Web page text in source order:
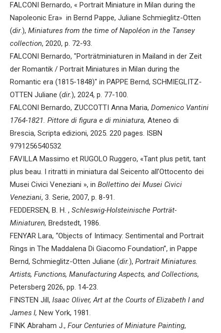
FALCONI Bernardo, « Portrait Miniature in Milan during the
Napoleonic Era» in Bernd Pappe, Juliane Schmieglitz-Otten
(dir.), Miniatures from the time of Napoléon in the Tansey
collection, 2020, p. 72-93.
FALCONI Bernardo, "Porträtminiaturen in Mailand in der Zeit
der Romantik / Portrait Miniatures in Milan during the
Romantic era (1815-1848)" in PAPPE Bernd, SCHMIEGLITZ-
OTTEN Juliane (dir.), 2024, p. 77-100.
FALCONI Bernardo, ZUCCOTTI Anna Maria, Domenico Vantini
1764-1821. Pittore di figura e di miniatura, Ateneo di
Brescia, Scripta edizioni, 2025. 220 pages. ISBN
9791256540532
FAVILLA Massimo et RUGOLO Ruggero, «Tant plus petit, tant
plus beau. I ritratti in miniatura dal Seicento all’Ottocento dei
Musei Civici Veneziani », in Bollettino dei Musei Civici
Veneziani, 3. Serie, 2007, p. 8-91.
FEDDERSEN, B. H. , Schleswig-Holsteinische Porträt-
Miniaturen, Bredstedt, 1986.
FENYAR Lara, “Objects of Intimacy: Sentimental and Portrait
Rings in The Maddalena Di Giacomo Foundation”, in Pappe
Bernd, Schmieglitz-Otten Juliane (dir.), Portrait Miniatures.
Artists, Functions, Manufacturing Aspects, and Collections,
Petersberg 2026, pp. 14-23.
FINSTEN Jill, Isaac Oliver, Art at the Courts of Elizabeth I and
James I, New York, 1981.
FINK Abraham J., Four Centuries of Miniature Painting,